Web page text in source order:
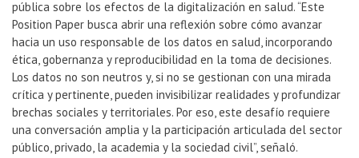
pública sobre los efectos de la digitalización en salud. “Este
Position Paper busca abrir una reflexión sobre cómo avanzar
hacia un uso responsable de los datos en salud, incorporando
ética, gobernanza y reproducibilidad en la toma de decisiones.
Los datos no son neutros y, si no se gestionan con una mirada
crítica y pertinente, pueden invisibilizar realidades y profundizar
brechas sociales y territoriales. Por eso, este desafío requiere
una conversación amplia y la participación articulada del sector
público, privado, la academia y la sociedad civil”, señaló.